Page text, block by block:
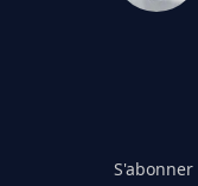
S'abonner